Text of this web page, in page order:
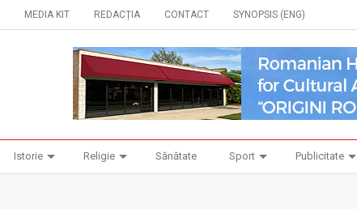
MEDIA KIT REDACȚIA CONTACT SYNOPSIS (ENG)
Istorie Religie Sănătate Sport Publicitate